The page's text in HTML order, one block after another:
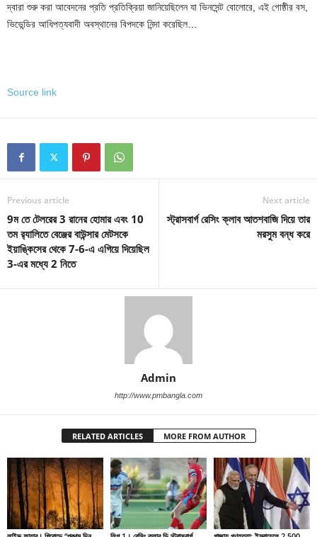
দ্বারা শুরু করা আবেদনের প্রতি প্রতিক্রিয়া জানিয়েছিলেন যা ভিনসেন্ট বোলোরে, এই গোষ্ঠীর বস,
ভিভেন্ডির আধিপত্যবাদী অবস্থানের বিপদকে নিন্দা করেছিল…
Source link
Previous article
9ম তে টেলরের 3 রানের হোমার এবং 10
তম র‌্যালিতে বেঞ্জের বাউন্সার মেটসকে
ইয়াঙ্কিসের থেকে 7-6-এ এগিয়ে দিয়েছিল
3-এর মধ্যে 2 নিতে
Next article
স্ট্রাসবার্গ রেসিং ক্লাব আতশবাজি দিয়ে তার
মরসুম বন্ধ করে
Admin
http://www.pmbangla.com
RELATED ARTICLES MORE FROM AUTHOR